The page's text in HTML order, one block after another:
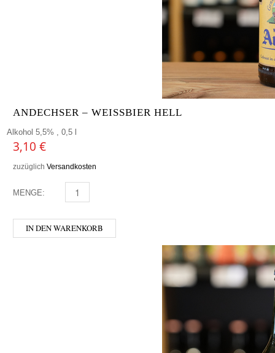
ANDECHSER – WEISSBIER HELL
Alkohol 5,5% , 0,5 l
3,10 €
zuzüglich Versandkosten
MENGE: ANDECHSER - WEISSBIER HELL MENGE
IN DEN WARENKORB